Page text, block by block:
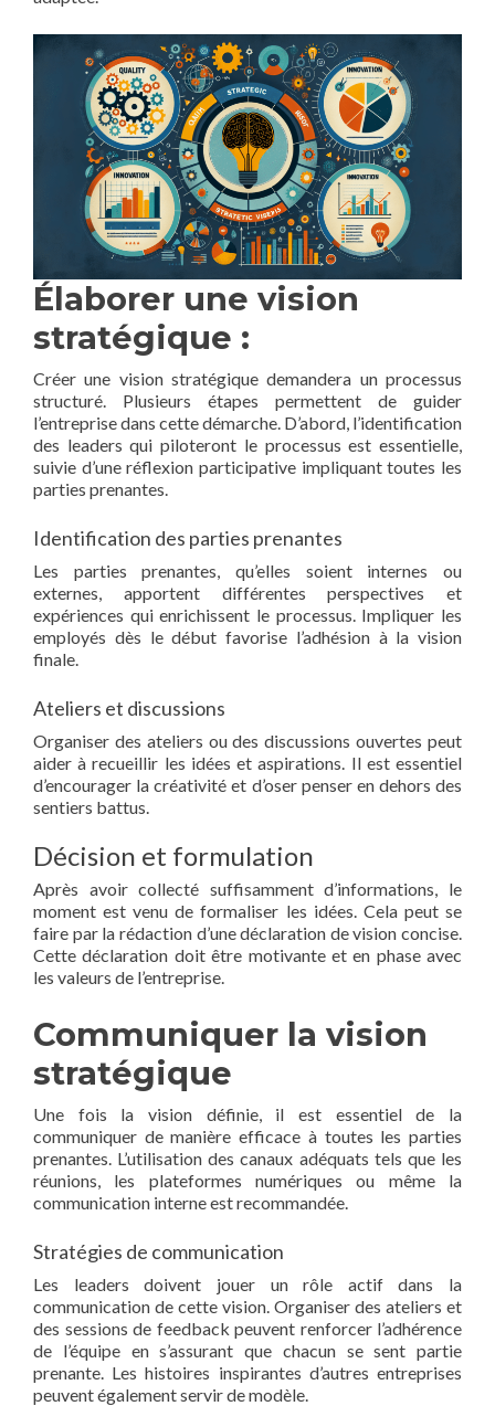
Élaborer une vision
stratégique :
Créer une vision stratégique demandera un processus
structuré. Plusieurs étapes permettent de guider
l’entreprise dans cette démarche. D’abord, l’identification
des leaders qui piloteront le processus est essentielle,
suivie d’une réflexion participative impliquant toutes les
parties prenantes.
Identification des parties prenantes
Les parties prenantes, qu’elles soient internes ou
externes, apportent différentes perspectives et
expériences qui enrichissent le processus. Impliquer les
employés dès le début favorise l’adhésion à la vision
finale.
Ateliers et discussions
Organiser des ateliers ou des discussions ouvertes peut
aider à recueillir les idées et aspirations. Il est essentiel
d’encourager la créativité et d’oser penser en dehors des
sentiers battus.
Décision et formulation
Après avoir collecté suffisamment d’informations, le
moment est venu de formaliser les idées. Cela peut se
faire par la rédaction d’une déclaration de vision concise.
Cette déclaration doit être motivante et en phase avec
les valeurs de l’entreprise.
Communiquer la vision
stratégique
Une fois la vision définie, il est essentiel de la
communiquer de manière efficace à toutes les parties
prenantes. L’utilisation des canaux adéquats tels que les
réunions, les plateformes numériques ou même la
communication interne est recommandée.
Stratégies de communication
Les leaders doivent jouer un rôle actif dans la
communication de cette vision. Organiser des ateliers et
des sessions de feedback peuvent renforcer l’adhérence
de l’équipe en s’assurant que chacun se sent partie
prenante. Les histoires inspirantes d’autres entreprises
peuvent également servir de modèle.